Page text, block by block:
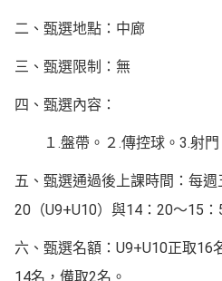
二、甄選地點：中廊
三、甄選限制：無
四、甄選內容：
１.盤帶。２.傳控球。3.射門
五、甄選通過後上課時間：每週
20（U9+U10）與14：20～15：
六、甄選名額：U9+U10正取16
14名，備取2名。